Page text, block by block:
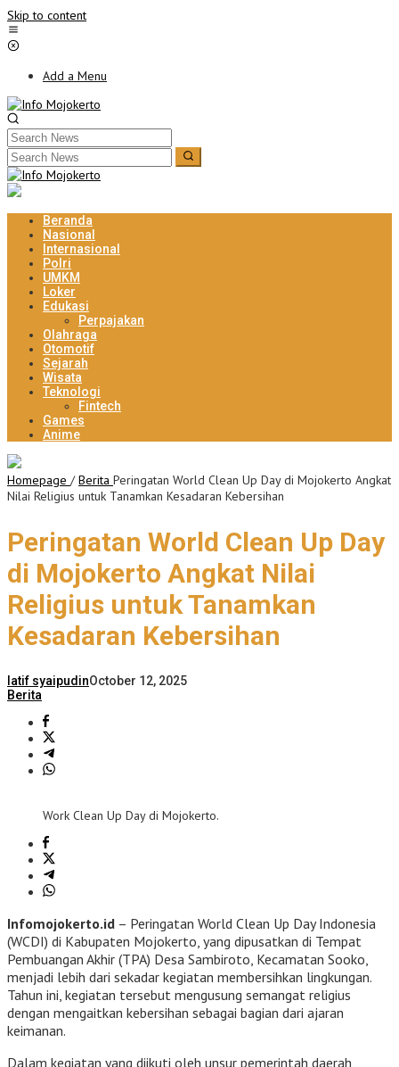
Skip to content
Add a Menu
Beranda
Nasional
Internasional
Polri
UMKM
Loker
Edukasi
Perpajakan
Olahraga
Otomotif
Sejarah
Wisata
Teknologi
Fintech
Games
Anime
Homepage / Berita Peringatan World Clean Up Day di Mojokerto Angkat
Nilai Religius untuk Tanamkan Kesadaran Kebersihan
Peringatan World Clean Up Day
di Mojokerto Angkat Nilai
Religius untuk Tanamkan
Kesadaran Kebersihan
latif syaipudinOctober 12, 2025
Berita
Work Clean Up Day di Mojokerto.
Infomojokerto.id – Peringatan World Clean Up Day Indonesia
(WCDI) di Kabupaten Mojokerto, yang dipusatkan di Tempat
Pembuangan Akhir (TPA) Desa Sambiroto, Kecamatan Sooko,
menjadi lebih dari sekadar kegiatan membersihkan lingkungan.
Tahun ini, kegiatan tersebut mengusung semangat religius
dengan mengaitkan kebersihan sebagai bagian dari ajaran
keimanan.
Dalam kegiatan yang diikuti oleh unsur pemerintah daerah,